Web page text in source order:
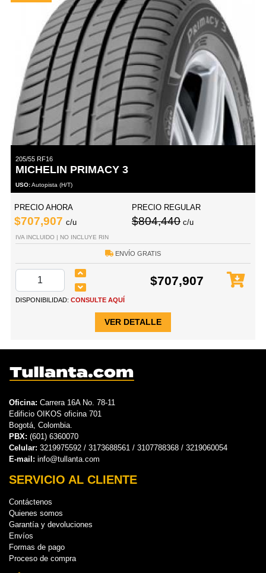
205/55 RF16
MICHELIN PRIMACY 3
USO:Autopista (H/T)
PRECIO AHORA
$707,907 c/u
PRECIO REGULAR
$804,440 c/u
IVA INCLUIDO | NO INCLUYE RIN
ENVÍO GRATIS
$707,907
DISPONIBILIDAD: CONSULTE AQUÍ
VER DETALLE
Oficina: Carrera 16A No. 78-11
Edificio OIKOS oficina 701
Bogotá, Colombia.
PBX: (601) 6360070
Celular: 3219975592 / 3173688561 / 3107788368 / 3219060054
E-mail: info@tullanta.com
SERVICIO AL CLIENTE
Contáctenos
Quienes somos
Garantía y devoluciones
Envíos
Formas de pago
Proceso de compra